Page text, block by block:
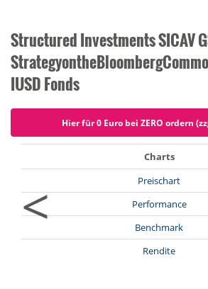
Structured Investments SICAV
IUSD Fonds
Hier für 0 Euro bei ZERO ordern
<
Charts
Preischart
Performance
Benchmark
Rendite